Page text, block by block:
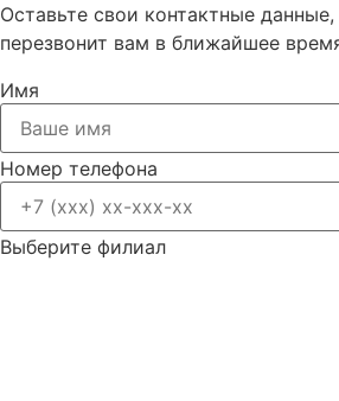
Оставьте свои контактные
перезвонит вам в ближайшее
Имя
Номер телефона
Выберите филиал